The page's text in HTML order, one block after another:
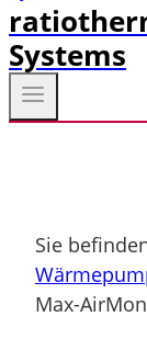
Systems
Sie
Max-